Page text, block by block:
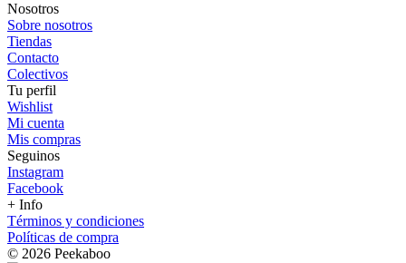
Nosotros
Sobre nosotros
Tiendas
Contacto
Colectivos
Tu perfil
Wishlist
Mi cuenta
Mis compras
Seguinos
Instagram
Facebook
+ Info
Términos y condiciones
Políticas de compra
© 2026 Peekaboo